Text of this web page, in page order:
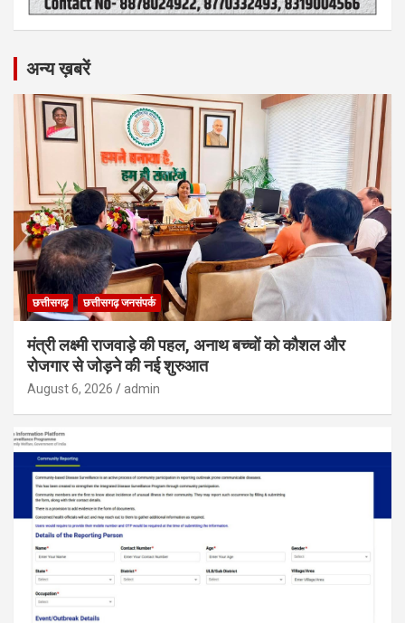
अन्य ख़बरें
छत्तीसगढ़ छत्तीसगढ़ जनसंपर्क
मंत्री लक्ष्मी राजवाड़े की पहल, अनाथ बच्चों को कौशल और
रोजगार से जोड़ने की नई शुरुआत
August 6, 2026 admin